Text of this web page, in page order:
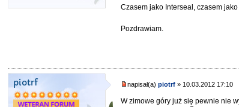
Czasem jako Interseal, czasem
Pozdrawiam.
piotrf napisał(a)piotrf » 10.03.2012 17:10
W zimowe góry już się pewnie nie